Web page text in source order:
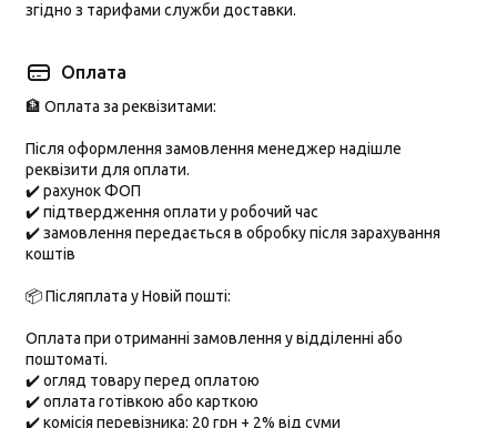
згідно з тарифами служби доставки.
Оплата
🏦 Оплата за реквізитами:
Після оформлення замовлення менеджер надішле
реквізити для оплати.
✔️ рахунок ФОП
✔️ підтвердження оплати у робочий час
✔️ замовлення передається в обробку після зарахування
коштів
📦 Післяплата у Новій пошті:
Оплата при отриманні замовлення у відділенні або
поштоматі.
✔️ огляд товару перед оплатою
✔️ оплата готівкою або карткою
✔️ комісія перевізника: 20 грн + 2% від суми